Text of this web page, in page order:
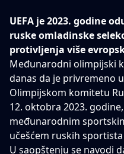
UEFA je 2023. godine
ruske omladinske
protivljenja više
Međunarodni olimpijski
danas da je privremeno
Olimpijskom komitetu
12. oktobra 2023.
međunarodnim
učešćem ruskih
U saopštenju se navodi